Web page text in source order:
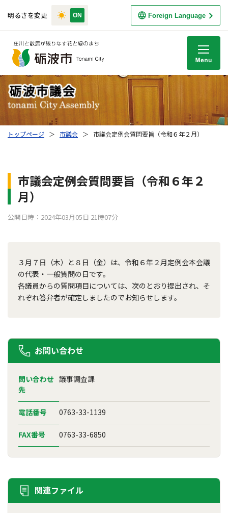
明るさを変更 Foreign Language
トップページ ＞ 市議会 ＞ 市議会定例会質問要旨（令和６年２月）
市議会定例会質問要旨（令和６年２
月）
公開日時：2024年03月05日 21時07分
３月７日（木）と８日（金）は、令和６年２月定例会本会議
の代表・一般質問の日です。
各議員からの質問項目については、次のとおり提出され、そ
れぞれ答弁者が確定しましたのでお知らせします。
お問い合わせ
問い合わせ
先
議事調査課
電話番号 0763-33-1139
FAX番号 0763-33-6850
関連ファイル